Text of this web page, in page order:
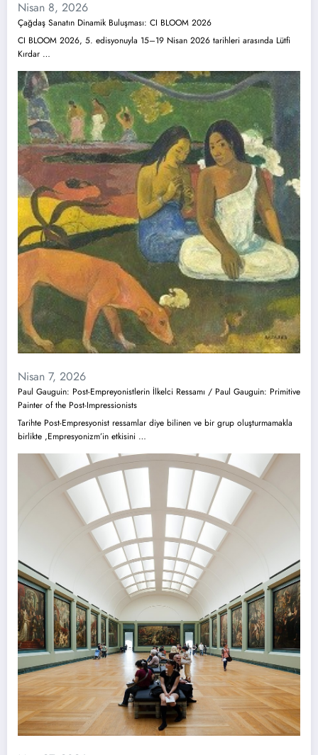
Nisan 8, 2026
Çağdaş Sanatın Dinamik Buluşması: CI BLOOM 2026
CI BLOOM 2026, 5. edisyonuyla 15–19 Nisan 2026 tarihleri arasında Lütfi
Kırdar …
Nisan 7, 2026
Paul Gauguin: Post-Empreyonistlerin İlkelci Ressamı / Paul Gauguin: Primitive
Painter of the Post-Impressionists
Tarihte Post-Empresyonist ressamlar diye bilinen ve bir grup oluşturmamakla
birlikte ,Empresyonizm’in etkisini …